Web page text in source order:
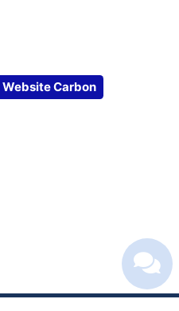
Website Carbon